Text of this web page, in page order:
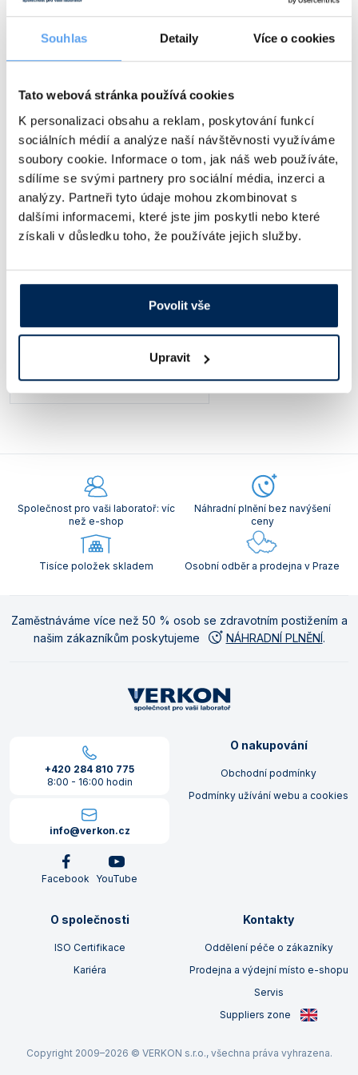
Souhlas Detaily Více o cookies
Tato webová stránka používá cookies
K personalizaci obsahu a reklam, poskytování funkcí
sociálních médií a analýze naší návštěvnosti využíváme
soubory cookie. Informace o tom, jak náš web používáte,
sdílíme se svými partnery pro sociální média, inzerci a
analýzy. Partneři tyto údaje mohou zkombinovat s
dalšími informacemi, které jste jim poskytli nebo které
získali v důsledku toho, že používáte jejich služby.
Povolit vše
Upravit
481 Kč / bal.
s malými vzorky. Lze použít místo
95 x 110 nebo 100 x 130 mm. Blok
Společnost pro vaši laboratoř: víc
než e-shop
Náhradní plnění bez navýšení
ceny
Tisíce položek skladem Osobní odběr a prodejna v Praze
Zaměstnáváme více než 50 % osob se zdravotním postižením a
našim zákazníkům poskytujeme
NÁHRADNÍ PLNĚNÍ.
+420 284 810 775
8:00 - 16:00 hodin
info@verkon.cz
Facebook YouTube
O nakupování
Obchodní podmínky
Podmínky užívání webu a cookies
O společnosti
ISO Certifikace
Kariéra
Kontakty
Oddělení péče o zákazníky
Prodejna a výdejní místo e-shopu
Servis
Suppliers zone
Copyright 2009–2026 © VERKON s.r.o., všechna práva vyhrazena.
Vlastnosti skla a porcelánu
Zkumavky
Zátky a uzávěry
Zkumavky a stojany
Teploměry, vlhkoměry a další přístroje pro
Titrátory
Turbidimetry (měření zákalu)
Váhy
Vlhkostní analyzátory - váhy sušicí
Viskozimetry